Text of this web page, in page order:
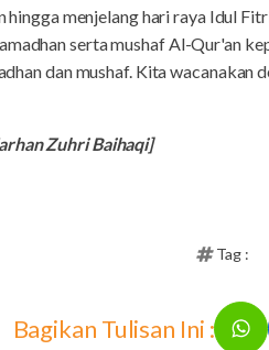
hingga menjelang hari raya Idul
serta mushaf Al-Qur'an
dan mushaf. Kita wacanakan
Zuhri Baihaqi]
Tag :
Bagikan Tulisan Ini :